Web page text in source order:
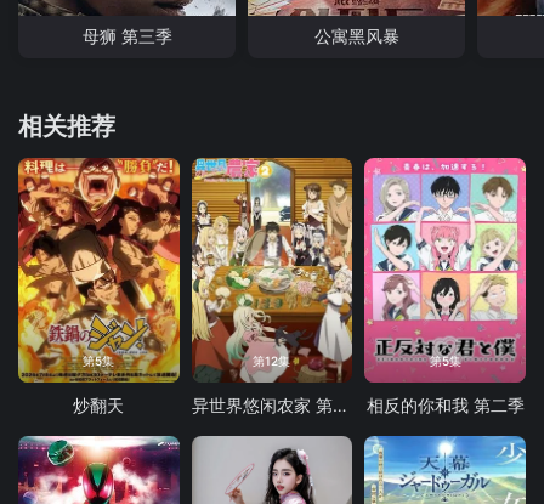
母狮 第三季 公寓黑风暴
相关推荐
第5集
炒翻天
第12集
异世界悠闲农家 第二季
第5集
相反的你和我 第二季